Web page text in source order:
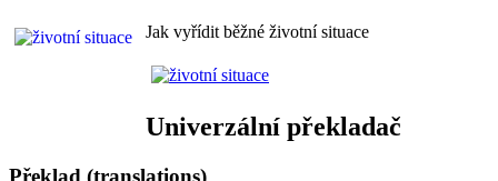
Jak vyřídit běžné životní situace
Univerzální překladač